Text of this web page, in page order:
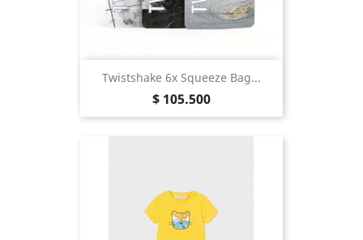
Twistshake 6x Squeeze Bag...
Precio
$ 105.500